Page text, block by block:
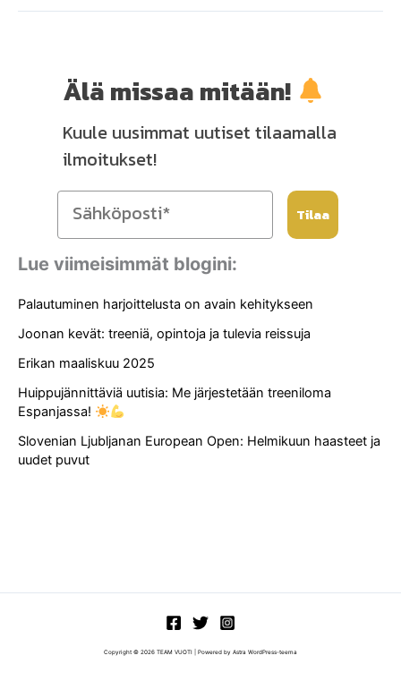
Älä missaa mitään!
Kuule uusimmat uutiset tilaamalla
ilmoitukset!
Tilaa
Lue viimeisimmät blogini:
Palautuminen harjoittelusta on avain kehitykseen
Joonan kevät: treeniä, opintoja ja tulevia reissuja
Erikan maaliskuu 2025
Huippujännittäviä uutisia: Me järjestetään treeniloma
Espanjassa!
Slovenian Ljubljanan European Open: Helmikuun haasteet ja
uudet puvut
Copyright © 2026 TEAM VUOTI | Powered by Astra WordPress-teema